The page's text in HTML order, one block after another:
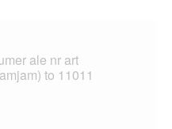
ale nr art
to 11011